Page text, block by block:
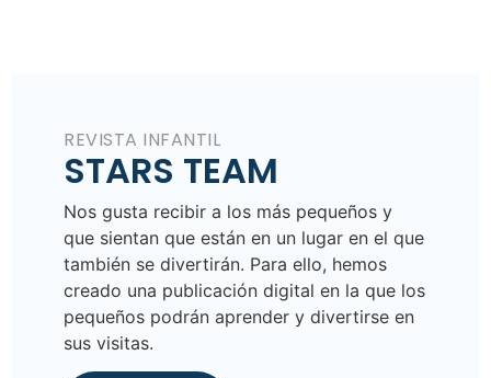
6 hasta los 11-12 años se irán cayendo los
dientes y muelas de leche.
No propagues las bacterias:no compartas el
cepillo de dientes, los cubiertos o el vaso de
agua.
Ten el nº de tu dentista de confianza siempre
a mano: a esas edades los traumatismo
dentales son muy frecuentes.
REVISTA INFANTIL
STARS TEAM
Nos gusta recibir a los más pequeños y
que sientan que están en un lugar en el que
también se divertirán. Para ello, hemos
creado una publicación digital en la que los
pequeños podrán aprender y divertirse en
sus visitas.